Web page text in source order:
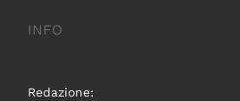
INFO
Redazione: